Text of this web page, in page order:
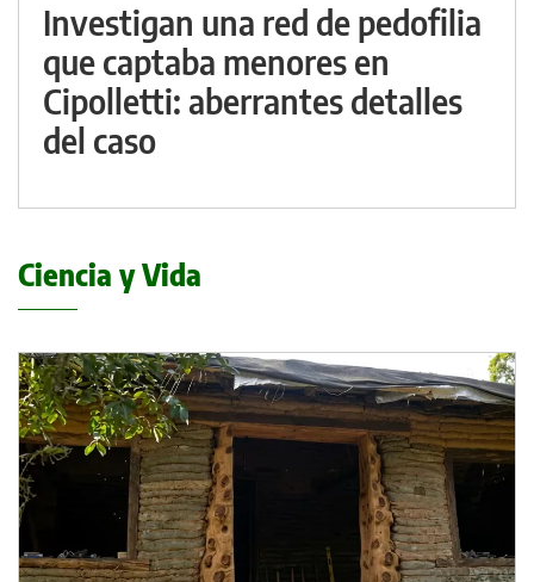
Investigan una red de pedofilia
que captaba menores en
Cipolletti: aberrantes detalles
del caso
Ciencia y Vida